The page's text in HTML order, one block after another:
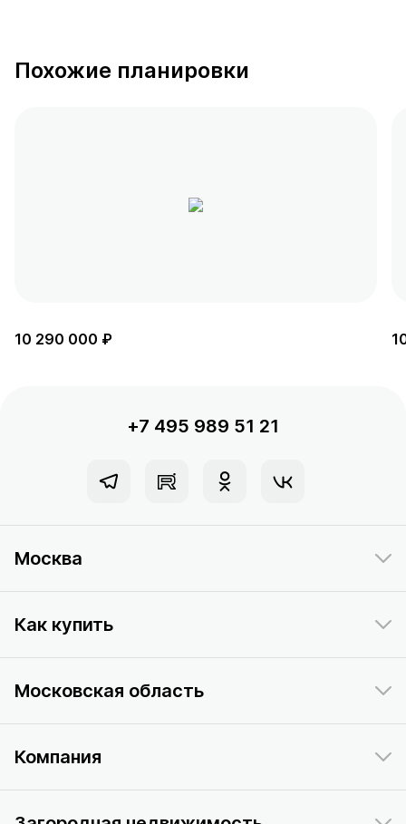
Похожие планировки
10 290 000 ₽
+7 495 989 51 21
Москва
Как купить
Московская область
Компания